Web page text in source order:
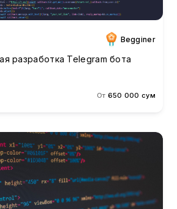
Begginer
разработка Telegram бота
От 650 000 сум